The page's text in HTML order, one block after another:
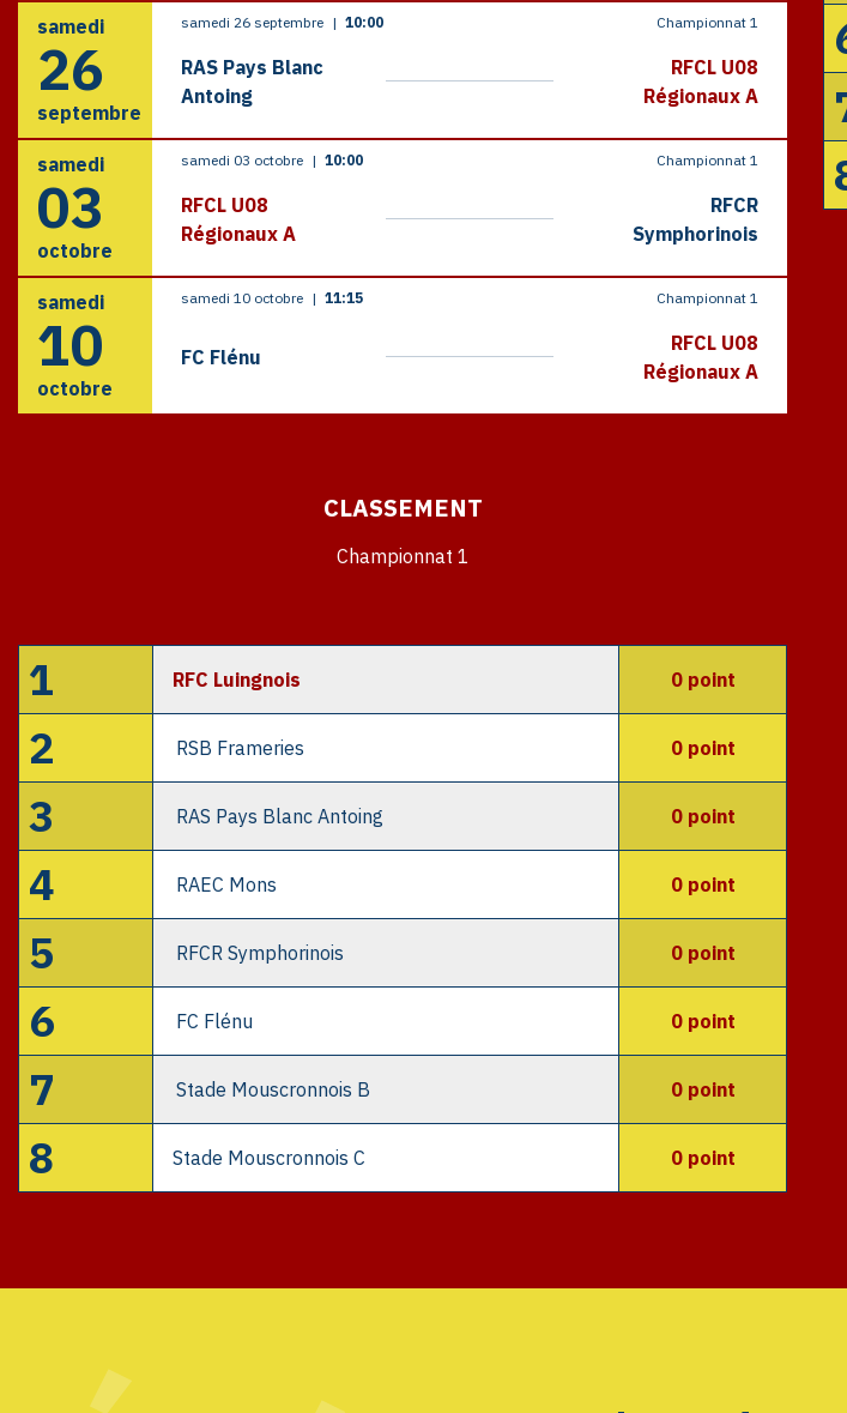
samedi
26
septembre
samedi 26 septembre | 10:00 Championnat 1
RAS Pays Blanc
Antoing
RFCL U08
Régionaux A
samedi
03
octobre
samedi 03 octobre | 10:00 Championnat 1
RFCR
Symphorinois
RFCL U08
Régionaux A
samedi
10
octobre
samedi 10 octobre | 11:15 Championnat 1
FC Flénu
RFCL U08
Régionaux A
CLASSEMENT
Championnat 1
1 RFC Luingnois 0 point
2 RSB Frameries 0 point
3 RAS Pays Blanc Antoing 0 point
4 RAEC Mons 0 point
5 RFCR Symphorinois 0 point
6 FC Flénu 0 point
7 Stade Mouscronnois B 0 point
8 Stade Mouscronnois C 0 point